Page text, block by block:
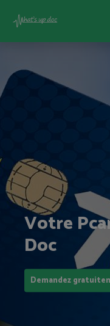
Mon compte
Votre
Doc
Demandez